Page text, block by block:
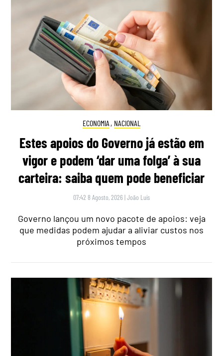
ECONOMIA , NACIONAL
Estes apoios do Governo já estão em
vigor e podem ‘dar uma folga’ à sua
carteira: saiba quem pode beneficiar
07:42 8 Agosto, 2026 |João Luís
Governo lançou um novo pacote de apoios: veja
que medidas podem ajudar a aliviar custos nos
próximos tempos